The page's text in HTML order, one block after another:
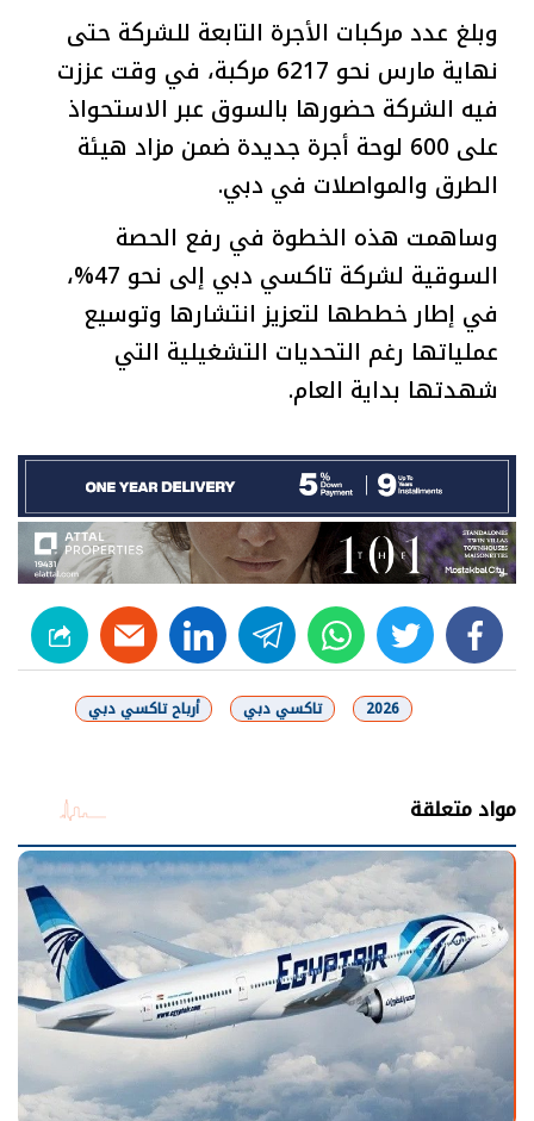
وبلغ عدد مركبات الأجرة التابعة للشركة حتى
نهاية مارس نحو 6217 مركبة، في وقت عززت
فيه الشركة حضورها بالسوق عبر الاستحواذ
على 600 لوحة أجرة جديدة ضمن مزاد هيئة
الطرق والمواصلات في دبي.
وساهمت هذه الخطوة في رفع الحصة
السوقية لشركة تاكسي دبي إلى نحو 47%،
في إطار خططها لتعزيز انتشارها وتوسيع
عملياتها رغم التحديات التشغيلية التي
شهدتها بداية العام.
facebook
twitter
whats
telegram
linkedin
2026 تاكسي دبي أرباح تاكسي دبي
مواد متعلقة